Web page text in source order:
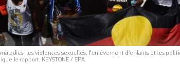
maladies, les violences sexuelles, l'enlèvement d'enfants et les
le rapport. KEYSTONE / EPA